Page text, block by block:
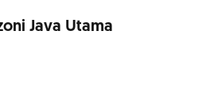
Java Utama